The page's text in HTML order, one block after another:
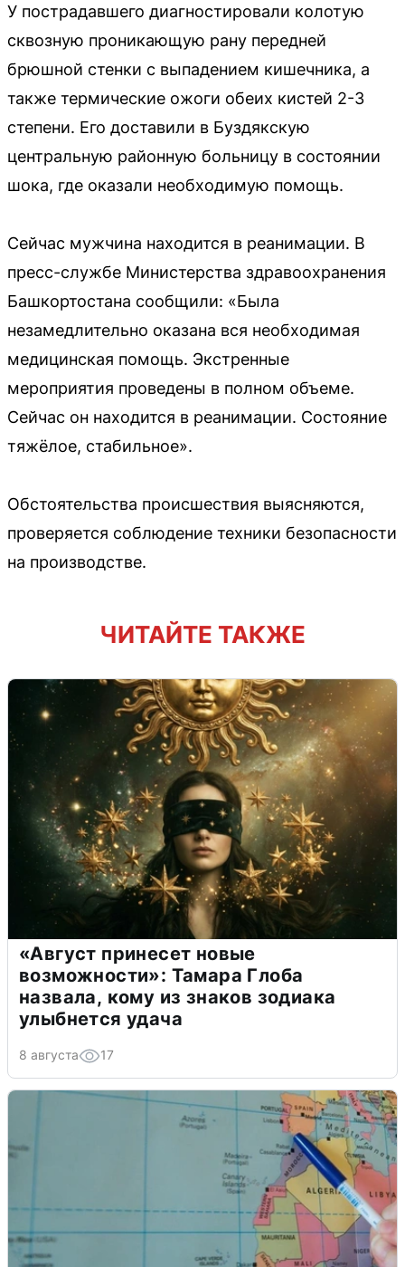
У пострадавшего диагностировали колотую
сквозную проникающую рану передней
брюшной стенки с выпадением кишечника, а
также термические ожоги обеих кистей 2-3
степени. Его доставили в Буздякскую
центральную районную больницу в состоянии
шока, где оказали необходимую помощь.
Сейчас мужчина находится в реанимации. В
пресс-службе Министерства здравоохранения
Башкортостана сообщили: «Была
незамедлительно оказана вся необходимая
медицинская помощь. Экстренные
мероприятия проведены в полном объеме.
Сейчас он находится в реанимации. Состояние
тяжёлое, стабильное».
Обстоятельства происшествия выясняются,
проверяется соблюдение техники безопасности
на производстве.
ЧИТАЙТЕ ТАКЖЕ
«Август принесет новые
возможности»: Тамара Глоба
назвала, кому из знаков зодиака
улыбнется удача
8 августа 17